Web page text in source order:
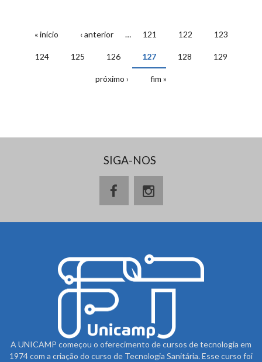
« início ‹ anterior … 121 122 123
124 125 126 127 128 129
próximo › fim »
SIGA-NOS
A UNICAMP começou o oferecimento de cursos de tecnologia em
1974 com a criação do curso de Tecnologia Sanitária. Esse curso foi